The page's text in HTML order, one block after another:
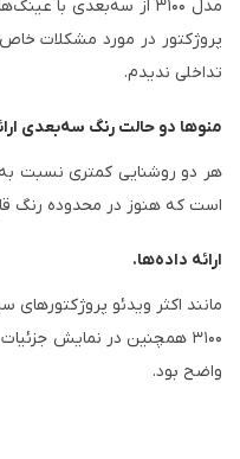
پروژکتور در مورد مشکلات
تداخلی ندیدم.
منوها دو حالت رنگ سه‌بعدی
هر دو روشنایی کمتری نسبت
است که هنوز در محدوده رنگ
ارائه داده‌ها.
واضح بود.